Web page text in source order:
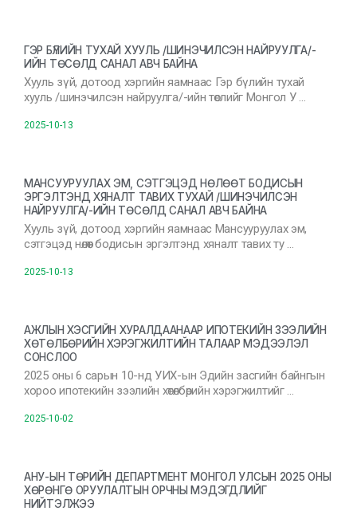
ГЭР БҮЛИЙН ТУХАЙ ХУУЛЬ /ШИНЭЧИЛСЭН НАЙРУУЛГА/-
ИЙН ТӨСӨЛД САНАЛ АВЧ БАЙНА
Хууль зүй, дотоод хэргийн яамнаас Гэр бүлийн тухай
хууль /шинэчилсэн найруулга/-ийн төслийг Монгол У …
2025-10-13
МАНСУУРУУЛАХ ЭМ, СЭТГЭЦЭД НӨЛӨӨТ БОДИСЫН
ЭРГЭЛТЭНД ХЯНАЛТ ТАВИХ ТУХАЙ /ШИНЭЧИЛСЭН
НАЙРУУЛГА/-ИЙН ТӨСӨЛД САНАЛ АВЧ БАЙНА
Хууль зүй, дотоод хэргийн яамнаас Мансууруулах эм,
сэтгэцэд нөлөөт бодисын эргэлтэнд хяналт тавих ту …
2025-10-13
АЖЛЫН ХЭСГИЙН ХУРАЛДААНААР ИПОТЕКИЙН ЗЭЭЛИЙН
ХӨТӨЛБӨРИЙН ХЭРЭГЖИЛТИЙН ТАЛААР МЭДЭЭЛЭЛ
СОНСЛОО
2025 оны 6 сарын 10-нд УИХ-ын Эдийн засгийн байнгын
хороо ипотекийн зээлийн хөтөлбөрийн хэрэгжилтийг …
2025-10-02
АНУ-ЫН ТӨРИЙН ДЕПАРТМЕНТ МОНГОЛ УЛСЫН 2025 ОНЫ
ХӨРӨНГӨ ОРУУЛАЛТЫН ОРЧНЫ МЭДЭГДЛИЙГ
НИЙТЭЛЖЭЭ